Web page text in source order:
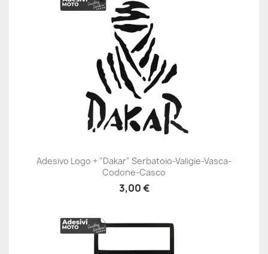
Adesivo Logo + "Dakar" Serbatoio-Valigie-Vasca-
Codone-Casco
3,00 €